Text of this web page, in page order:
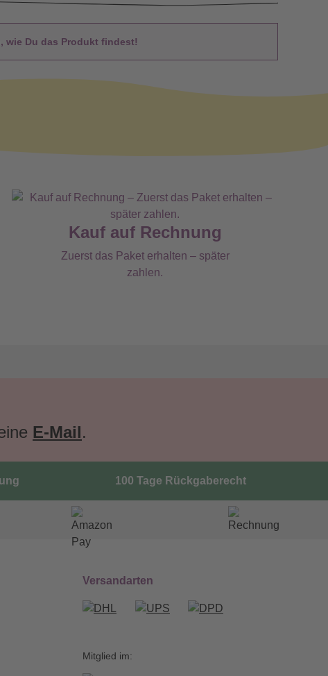
wie Du das Produkt findest!
Kauf auf Rechnung
Zuerst das Paket erhalten – später
zahlen.
E-Mail.
100 Tage Rückgaberecht
Versandarten
Mitglied im: